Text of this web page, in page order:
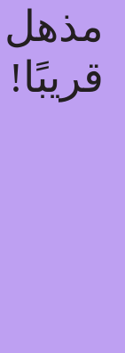
مذهل
قريبًا!